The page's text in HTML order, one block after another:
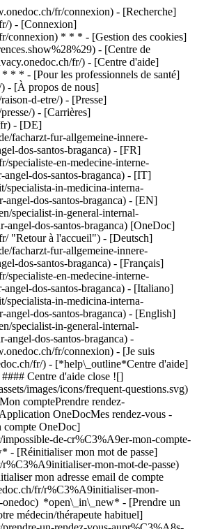
fr/connexion) - [Recherche]
) - [Connexion]
connexion) * * * - [Gestion des cookies]
- [Centre de
fr/) - [Centre d'aide]
* * - [Pour les professionnels de santé]
- [À propos de nous]
d-etre/) - [Presse]
) - [Carrières]
- [DE]
facharzt-fur-allgemeine-innere-
dos-santos-braganca) - [FR]
specialiste-en-medecine-interne-
angel-dos-santos-braganca) - [IT]
specialista-in-medicina-interna-
angel-dos-santos-braganca) - [EN]
specialist-in-general-internal-
angel-dos-santos-braganca) [OneDoc]
"Retour à l'accueil") - [Deutsch]
facharzt-fur-allgemeine-innere-
dos-santos-braganca) - [Français]
specialiste-en-medecine-interne-
angel-dos-santos-braganca) - [Italiano]
specialista-in-medicina-interna-
angel-dos-santos-braganca) - [English]
specialist-in-general-internal-
angel-dos-santos-braganca) -
fr/connexion) - [Je suis
fr/) - [*help\_outline*Centre d'aide]
Centre d'aide close ![]
images/icons/frequent-questions.svg)
comptePrendre rendez-
OneDocMes rendez-vous -
compte OneDoc]
de-cr%C3%A9er-mon-compte-
- [Réinitialiser mon mot de passe]
mon-mot-de-passe)
mon adresse email de compte
fr/r%C3%A9initialiser-mon-
onedoc) *open\_in\_new* - [Prendre un
médecin/thérapeute habituel]